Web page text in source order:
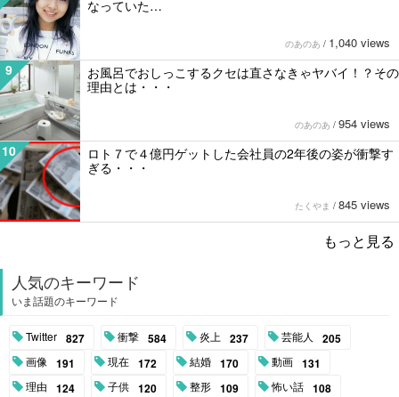
なっていた…
のあのあ / 1,040 views
9
お風呂でおしっこするクセは直さなきゃヤバイ！？その
理由とは・・・
のあのあ / 954 views
10
ロト７で４億円ゲットした会社員の2年後の姿が衝撃す
ぎる・・・
たくやま / 845 views
もっと見る
人気のキーワード
いま話題のキーワード
Twitter 827 衝撃 584 炎上 237 芸能人 205
画像 191 現在 172 結婚 170 動画 131
理由 124 子供 120 整形 109 怖い話 108